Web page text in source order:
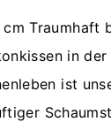
Traumhaft
in
ist